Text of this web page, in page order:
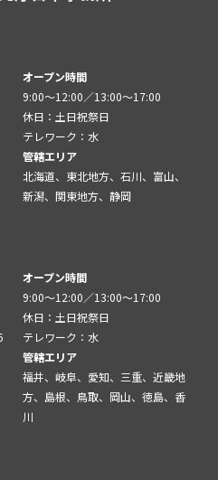
オープン時間
9:00～12:00／13:00～17:00
休日：土日祝祭日
テレワーク：水
管轄エリア
北海道、東北地方、石川、富山、
新潟、関東地方、静岡
オープン時間
9:00～12:00／13:00～17:00
休日：土日祝祭日
テレワーク：水
管轄エリア
福井、岐阜、愛知、三重、近畿地
方、島根、鳥取、岡山、徳島、香
川